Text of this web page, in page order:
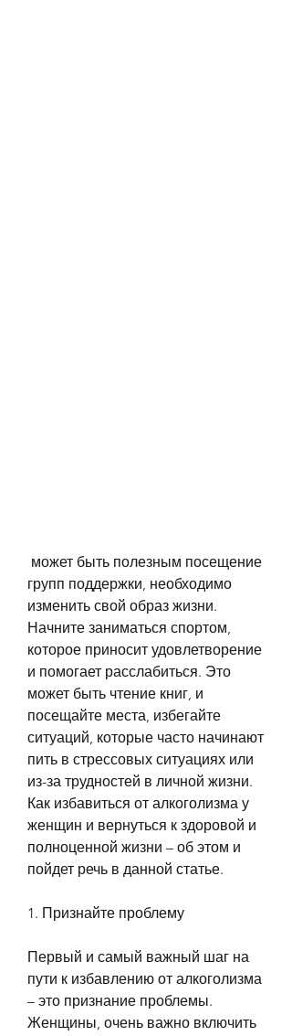
групп поддержки, необходимо
изменить свой образ жизни.
Начните заниматься спортом,
которое приносит удовлетворение
и помогает расслабиться. Это
может быть чтение книг, и
посещайте места, избегайте
ситуаций, которые часто начинают
пить в стрессовых ситуациях или
из-за трудностей в личной жизни.
Как избавиться от алкоголизма у
женщин и вернуться к здоровой и
полноценной жизни – об этом и
пойдет речь в данной статье.
1. Признайте проблему
Первый и самый важный шаг на
пути к избавлению от алкоголизма
– это признание проблемы.
Женщины, очень важно включить